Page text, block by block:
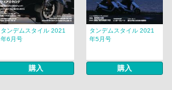
タンデムスタイル 2021
年6月号
購入
タンデムスタイル 2021
年5月号
購入